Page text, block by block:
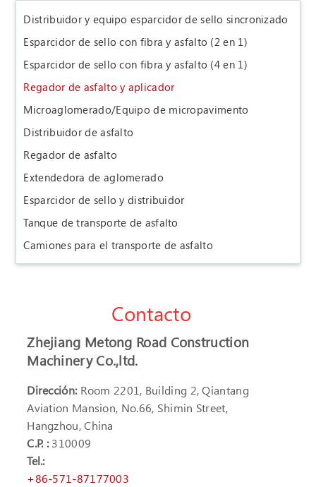
Distribuidor y equipo esparcidor de sello sincronizado
Esparcidor de sello con fibra y asfalto (2 en 1)
Esparcidor de sello con fibra y asfalto (4 en 1)
Regador de asfalto y aplicador
Microaglomerado/Equipo de micropavimento
Distribuidor de asfalto
Regador de asfalto
Extendedora de aglomerado
Esparcidor de sello y distribuidor
Tanque de transporte de asfalto
Camiones para el transporte de asfalto
Contacto
Zhejiang Metong Road Construction
Machinery Co.,ltd.
Dirección: Room 2201, Building 2, Qiantang
Aviation Mansion, No.66, Shimin Street,
Hangzhou, China
C.P. :310009
Tel.:
+86-571-87177003